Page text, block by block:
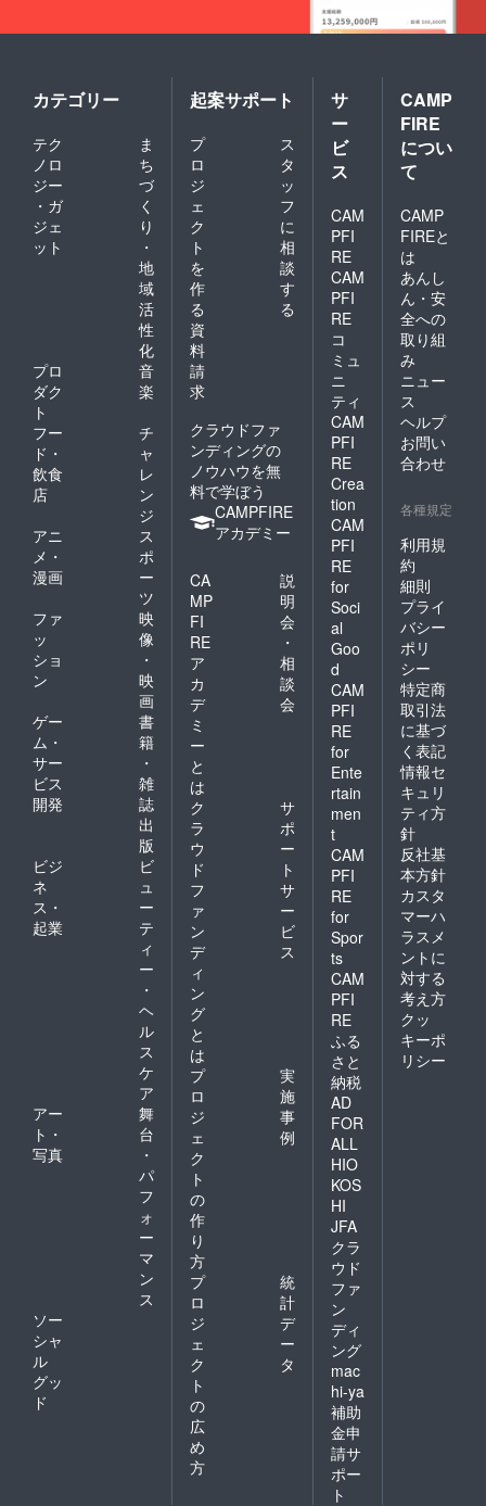
カテゴリー
テク
ノロ
ジー
・ガ
ジェ
ット
ま
ち
づ
く
り
・
地
域
活
性
化
プロ
ダク
ト
音
楽
フー
ド・
飲食
店
チ
ャ
レ
ン
ジ
アニ
メ・
漫画
ス
ポ
ー
ツ
ファ
ッ
ショ
ン
映
像
・
映
画
ゲー
ム・
サー
ビス
開発
書
籍
・
雑
誌
出
版
ビジ
ネ
ス・
起業
ビ
ュ
ー
テ
ィ
ー
・
ヘ
ル
ス
ケ
ア
アー
ト・
写真
舞
台
・
パ
フ
ォ
ー
マ
ン
ス
ソー
シャ
ル
グッ
ド
起案サポート
プ
ロ
ジ
ェ
ク
ト
を
作
る
ス
タ
ッ
フ
に
相
談
す
る
資
料
請
求
クラウドファ
ンディングの
ノウハウを無
料で学ぼう
CAMPFIRE
アカデミー
CA
MP
FI
RE
ア
カ
デ
ミ
ー
と
は
説
明
会
・
相
談
会
ク
ラ
ウ
ド
フ
ァ
ン
デ
ィ
ン
グ
と
は
サ
ポ
ー
ト
サ
ー
ビ
ス
プ
ロ
ジ
ェ
ク
ト
の
作
り
方
実
施
事
例
プ
ロ
ジ
ェ
ク
ト
の
広
め
方
統
計
デ
ー
タ
サ
ー
ビ
ス
CAM
PFI
RE
CAM
PFI
RE
コ
ミュ
ニ
ティ
CAM
PFI
RE
Crea
tion
CAM
PFI
RE
for
Soci
al
Goo
d
CAM
PFI
RE
for
Ente
rtain
men
t
CAM
PFI
RE
for
Spor
ts
CAM
PFI
RE
ふる
さと
納税
AD
FOR
ALL
HIO
KOS
HI
JFA
クラ
ウド
ファ
ン
ディ
ング
mac
hi-ya
補助
金申
請サ
ポー
ト
CAMP
FIRE
につい
て
CAMP
FIREと
は
あんし
ん・安
全への
取り組
み
ニュー
ス
ヘルプ
お問い
合わせ
各種規定
利用規
約
細則
プライ
バシー
ポリ
シー
特定商
取引法
に基づ
く表記
情報セ
キュリ
ティ方
針
反社基
本方針
カスタ
マーハ
ラスメ
ントに
対する
考え方
クッ
キーポ
リシー